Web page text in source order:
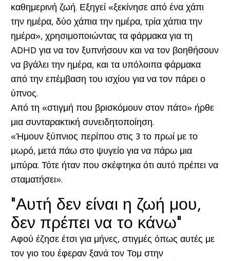
καθημερινή ζωή. Εξηγεί «ξεκίνησε από ένα χάπι
την ημέρα, δύο χάπια την ημέρα, τρία χάπια την
ημέρα», χρησιμοποιώντας τα φάρμακα για τη
ADHD για να τον ξυπνήσουν και να τον βοηθήσουν
να βγάλει την ημέρα, και τα υπόλοιπα φάρμακα
από την επέμβαση του ισχίου για να τον πάρει ο
ύπνος.
Από τη «στιγμή που βρισκόμουν στον πάτο» ήρθε
μια συνταρακτική συνειδητοποίηση.
«Ήμουν ξύπνιος περίπου στις 3 το πρωί με το
μωρό, μετά πάω στο ψυγείο για να πάρω μια
μπύρα. Τότε ήταν που σκέφτηκα ότι αυτό πρέπει να
σταματήσει».
"Αυτή δεν είναι η ζωή μου,
δεν πρέπει να το κάνω"
Αφού έζησε έτσι για μήνες, στιγμές όπως αυτές με
τον γιο του έφεραν ξανά τον Τομ στην